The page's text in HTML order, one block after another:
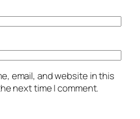
email, and website in this
next time I comment.